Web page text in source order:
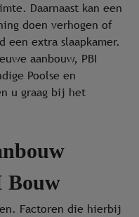
Daarnaast kan een
doen verhogen of
extra slaapkamer.
aanbouw, PBI
Poolse en
u graag bij het
Factoren die hierbij